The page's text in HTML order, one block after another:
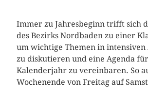
Immer zu Jahresbeginn trifft sich
des Bezirks Nordbaden zu einer
um wichtige Themen in intensiven
zu diskutieren und eine Agenda
Kalenderjahr zu vereinbaren. So
Wochenende von Freitag auf